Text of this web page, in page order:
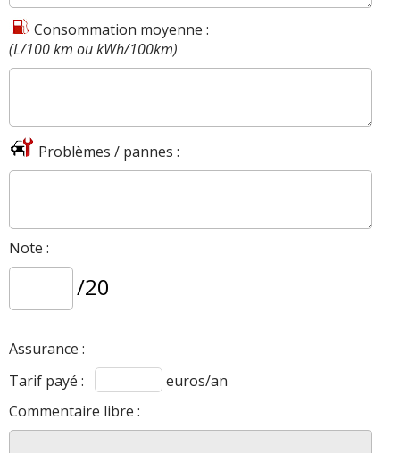
Consommation moyenne :
(L/100 km ou kWh/100km)
Problèmes / pannes :
Note :
/20
Assurance :
Tarif payé :
euros/an
Commentaire libre :